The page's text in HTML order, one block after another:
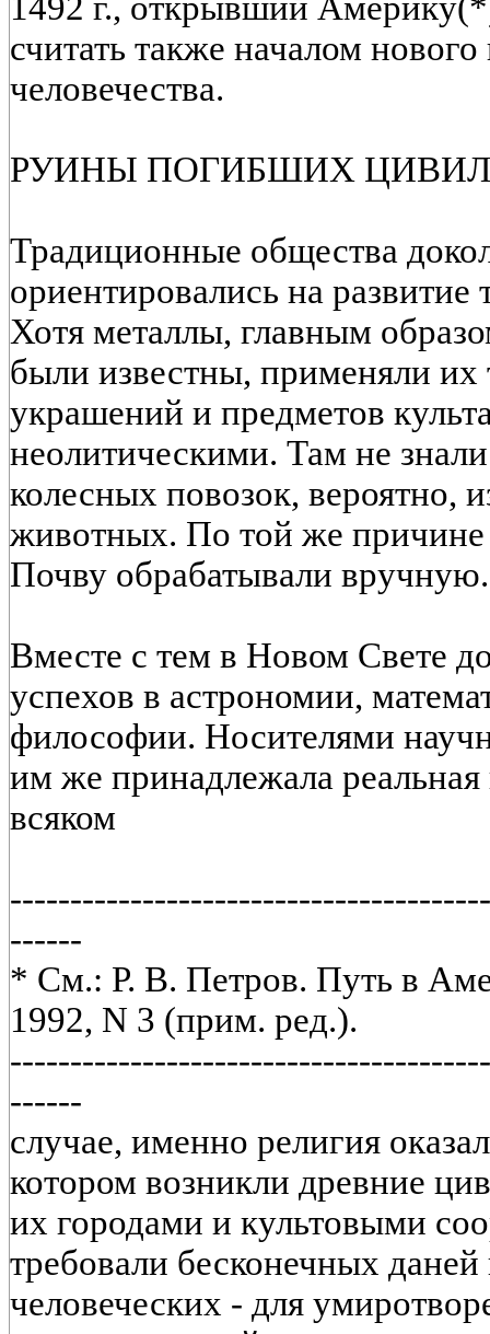
считать также началом
человечества.
РУИНЫ ПОГИБШИХ
Традиционные общества
ориентировались на
Хотя металлы, главным
были известны, применяли их
украшений и предметов
неолитическими. Там не
колесных повозок, вероятно,
животных. По той же причине
Почву обрабатывали вручную.
Вместе с тем в Новом Свете
успехов в астрономии,
философии. Носителями
им же принадлежала
всяком
------
* См.: Р. В. Петров. Путь в
1992, N 3 (прим. ред.).
------
случае, именно религия
котором возникли древние
их городами и культовыми
требовали бесконечных
человеческих - для